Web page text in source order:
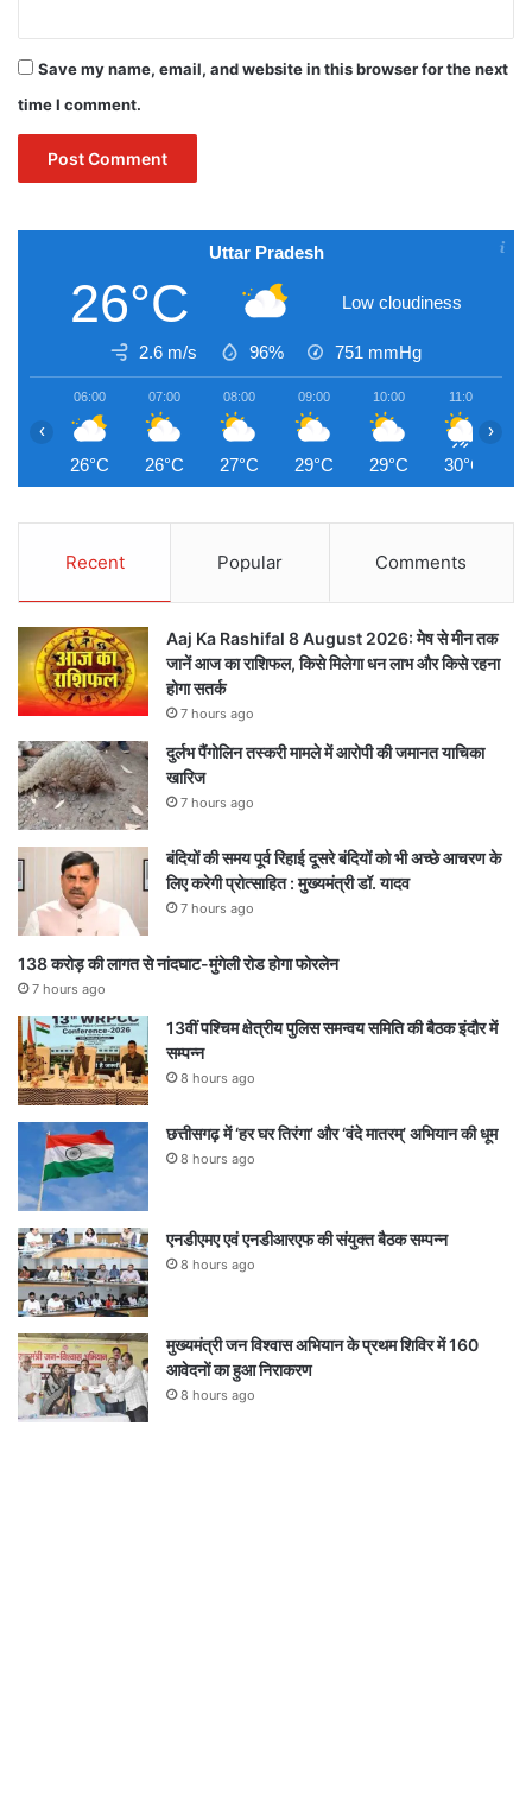
Save my name, email, and website in this browser for the next
time I comment.
Uttar Pradesh
26°C Low cloudiness
2.6 m/s 96% 751 mmHg
06:00
26°C
07:00
26°C
08:00
27°C
09:00
29°C
10:00
29°C
11:00
30°C
‹ ›
Recent Popular Comments
Aaj Ka Rashifal 8 August 2026: मेष से मीन तक
जानें आज का राशिफल, किसे मिलेगा धन लाभ और किसे रहना
होगा सतर्क
7 hours ago
दुर्लभ पैंगोलिन तस्करी मामले में आरोपी की जमानत याचिका
खारिज
7 hours ago
बंदियों की समय पूर्व रिहाई दूसरे बंदियों को भी अच्छे आचरण के
लिए करेगी प्रोत्साहित : मुख्यमंत्री डॉ. यादव
7 hours ago
138 करोड़ की लागत से नांदघाट-मुंगेली रोड होगा फोरलेन
7 hours ago
13वीं पश्चिम क्षेत्रीय पुलिस समन्वय समिति की बैठक इंदौर में
सम्पन्न
8 hours ago
छत्तीसगढ़ में ‘हर घर तिरंगा’ और ‘वंदे मातरम्’ अभियान की धूम
8 hours ago
एनडीएमए एवं एनडीआरएफ की संयुक्त बैठक सम्पन्न
8 hours ago
मुख्यमंत्री जन विश्वास अभियान के प्रथम शिविर में 160
आवेदनों का हुआ निराकरण
8 hours ago